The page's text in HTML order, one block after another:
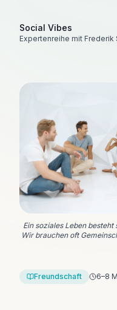
Social Vibes
Expertenreihe mit Frederik
Ein soziales Leben
Wir brauchen oft
Freundschaft 6–8